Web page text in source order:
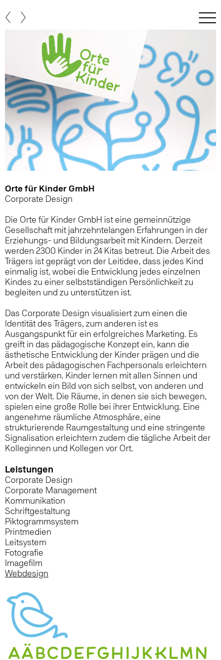
Orte für Kinder GmbH
Corporate Design
Die Orte für Kinder GmbH ist eine gemeinnützige
Gesellschaft mit jahrzehntelangen Erfahrungen in der
Erziehungs- und Bildungsarbeit mit Kindern. Derzeit
werden 2300 Kinder in 24 Kitas betreut. Die Arbeit des
Trägers ist geprägt von der Leitidee, dass jedes Kind
einmalig ist, wobei die Entwicklung jedes einzelnen
Kindes zu einer selbstständigen Persönlichkeit zu
begleiten und zu unterstützen ist.
Das Corporate Design visualisiert zum einen die
Identität des Trägers, zum anderen ist es
Ausgangspunkt für ein erfolgreiches Marketing. Es
greift in das pädagogische Konzept ein, kann die
ästhetische Entwicklung der Kinder prägen und die
Arbeit des pädagogischen Fachpersonals erleichtern
und verstärken. Kinder lernen mit allen Sinnen und
entwickeln ein Bild von sich selbst, von anderen und
von der Welt. Die Räume, in denen sie sich bewegen,
spielen eine große Rolle bei ihrer Entwicklung. Eine
angenehme räumliche Atmosphäre, eine
strukturierende Raumgestal­tung und eine stringente
Signalisation erleichtern zudem die tägliche Arbeit der
Kolleginnen und Kollegen vor Ort.
Leistungen
Corporate Design
Corporate Management
Kommunikation
Schriftgestaltung
Piktogrammsystem
Printmedien
Leitsystem
Fotografie
Imagefilm
Webdesign